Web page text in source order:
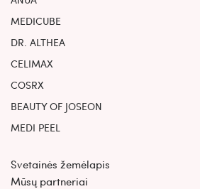
MEDICUBE
DR. ALTHEA
CELIMAX
COSRX
BEAUTY OF JOSEON
MEDI PEEL
Svetainės žemėlapis
Mūsų partneriai